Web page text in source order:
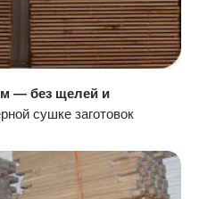
— без щелей и
сушке заготовок